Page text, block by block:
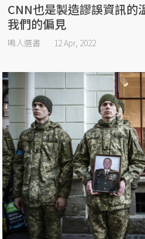
CNN也是製造謬誤資訊的
我們的偏見
鳴人選書 12 Apr, 2022